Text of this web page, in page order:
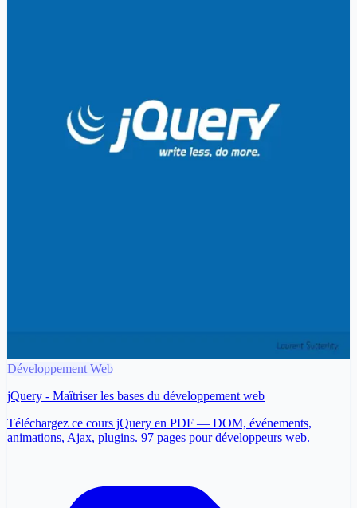
Développement Web
jQuery - Maîtriser les bases du développement web
Téléchargez ce cours jQuery en PDF — DOM, événements,
animations, Ajax, plugins. 97 pages pour développeurs web.